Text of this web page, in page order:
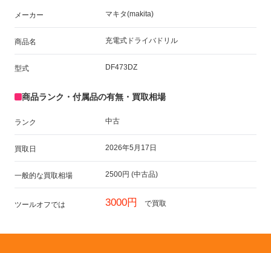
メーカー マキタ(makita)
商品名 充電式ドライバドリル
型式 DF473DZ
商品ランク・付属品の有無・買取相場
ランク 中古
買取日 2026年5月17日
一般的な買取相場 2500円 (中古品)
ツールオフでは 3000円 で買取